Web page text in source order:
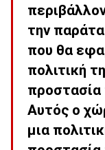
την
που θα
πολιτική
προστασία
Αυτός ο
μια